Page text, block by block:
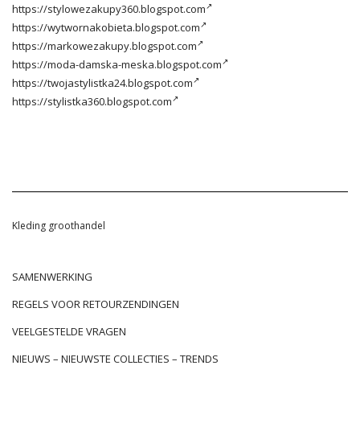
https://stylowezakupy360.blogspot.com
https://wytwornakobieta.blogspot.com
https://markowezakupy.blogspot.com
https://moda-damska-meska.blogspot.com
https://twojastylistka24.blogspot.com
https://stylistka360.blogspot.com
Kleding groothandel
SAMENWERKING
REGELS VOOR RETOURZENDINGEN
VEELGESTELDE VRAGEN
NIEUWS – NIEUWSTE COLLECTIES – TRENDS